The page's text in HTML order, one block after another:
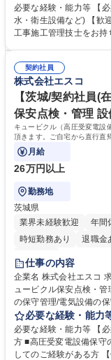
物件につき、1日～2日程度で完了しま
し、座学やOJTを通して
いただきます。 《詳細
必要な経験・能力等 【
水・衛生設備など) 【歓迎
工事施工管理技士をお持ちの方 【当社】"世界中の「負
す。 学歴・資格 学歴：大学院 大学 高専 短大 専修学校 高校 語学力： 資
格：第一種運転免許普通
理技士
契約社員
株式会社エスコ
【茨城/契約社員
保安点検・管理
キュービクル（高圧受変電設
頂きます。ご自宅から直行直
り、工事や施工系の業務はご
月給
26万円以上
勤務地
茨城県
業界未経験歓迎
年間
時短勤務あり
退職金
服装自由
仕事の内容
企業名 株式会社エスコ 求人名 【茨城/契約社員(在宅)】電気主任技術者 キ
ュービクル保安点検・管理 仕事の内容 キュービクル（高圧受変電
の保守管理/電気設備の
ら直行直帰での勤務とな
や施工系の業務はございません。 キュービクル（高
検として、月次点検、
す。当社はこれらの定
必要な経験・能力
必要な経験・能力等 【
方 ■高圧受変電設備保守のご経験3年以上の方 【歓迎】■外部委託の選任と
してのご経験がある方 【働き方】ご自宅からの直行直帰となります。